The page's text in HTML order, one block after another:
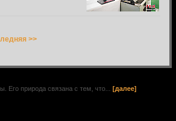
>>
природа связана с тем, что... [далее]